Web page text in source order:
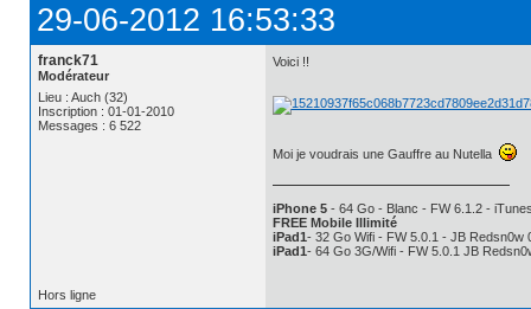
29-06-2012 16:53:33
franck71
Modérateur
Lieu : Auch (32)
Inscription : 01-01-2010
Messages : 6 522
Voici !!
Moi je voudrais une Gauffre au Nutella
iPhone 5- 64 Go - Blanc - FW 6.1.2 -
FREE Mobile Illimité
iPad1 - 32 Go Wifi - FW 5.0.1 - JB Redsn0w
iPad1 - 64 Go 3G/Wifi - FW 5.0.1 JB
Hors ligne